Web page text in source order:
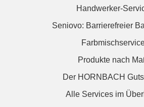
Handwerker-
Seniovo: Barrierefreier
Produkte nach
Der HORNBACH
Alle Services im